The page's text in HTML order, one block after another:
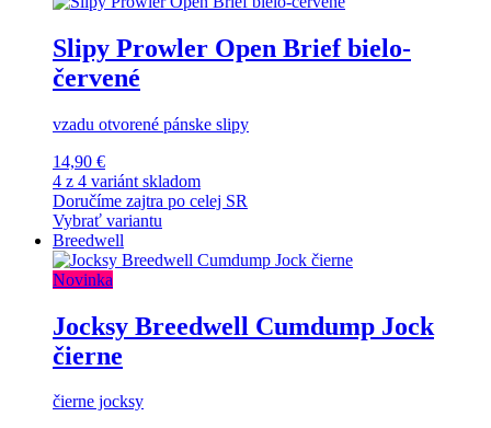
Slipy Prowler Open Brief bielo-
červené
vzadu otvorené pánske slipy
14,90 €
4 z 4 variánt skladom
Doručíme zajtra po celej SR
Vybrať variantu
Breedwell
Novinka
Jocksy Breedwell Cumdump Jock
čierne
čierne jocksy